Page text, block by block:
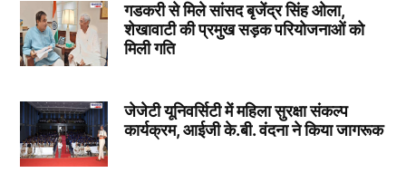
गडकरी से मिले सांसद बृजेंद्र सिंह ओला,
शेखावाटी की प्रमुख सड़क परियोजनाओं को
मिली गति
जेजेटी यूनिवर्सिटी में महिला सुरक्षा संकल्प
कार्यक्रम, आईजी के.बी. वंदना ने किया जागरूक